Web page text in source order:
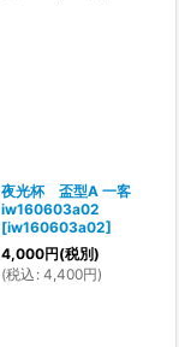
夜光杯 盃型A 一客
iw160603a02
[iw160603a02]
4,000円(税別)
(税込 : 4,400円)